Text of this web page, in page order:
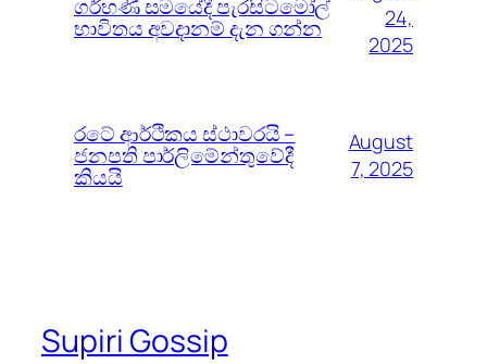
ගර්භණී සමයේදී පැරසිටමෝල්
භාවිතය අවදානම් දැන ගන්න
24,
2025
රටේ ආර්ථිකය ස්ථාවරයි –
ජනපති පාර්ලිමේන්තුවේදී
කියයි
August
7, 2025
Supiri Gossip